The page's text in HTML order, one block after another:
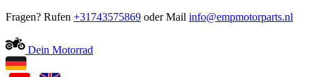
Fragen? Rufen +31743575869 oder Mail
Dein Motorrad